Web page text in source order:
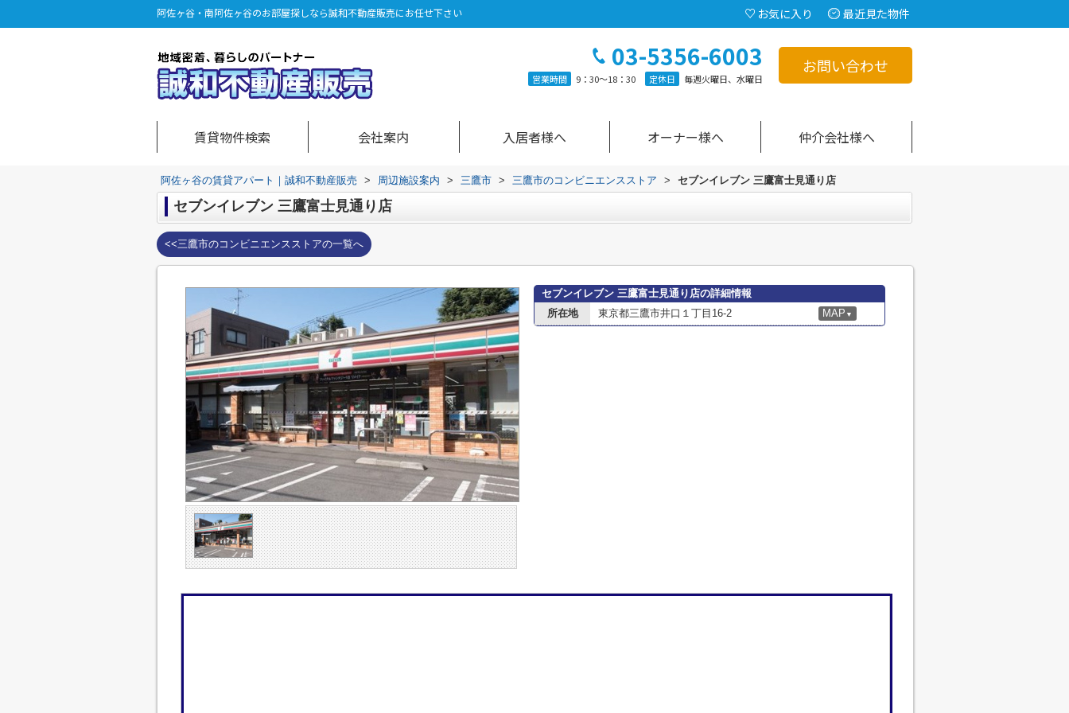
阿佐ヶ谷・南阿佐ヶ谷のお部屋探しなら誠和不動産販売にお任せ下さい お気に入り 最近見た物件
03-5356-6003
営業時間 9：30～18：30 定休日 毎週火曜日、水曜日
お問い合わせ
賃貸物件検索 会社案内 入居者様へ オーナー様へ 仲介会社様へ
阿佐ヶ谷の賃貸アパート｜誠和不動産販売 > 周辺施設案内 > 三鷹市 > 三鷹市のコンビニエンスストア > セブンイレブン 三鷹富士見通り店
セブンイレブン 三鷹富士見通り店
<<三鷹市のコンビニエンスストアの一覧へ
セブンイレブン 三鷹富士見通り店の詳細情報
所在地
東京都三鷹市井口１丁目16-2 MAP ▼